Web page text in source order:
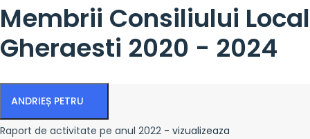
Membrii Consiliului Local
Gheraesti 2020 - 2024
ANDRIEȘ PETRU
Raport de activitate pe anul 2022 - vizualizeaza